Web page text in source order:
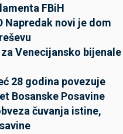
FBiH
Napredak novi je dom
Venecijansko bijenale
28 godina povezuje
Bosanske Posavine
čuvanja istine,